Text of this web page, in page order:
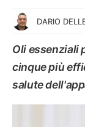
DARIO
Oli essenziali
cinque più
salute